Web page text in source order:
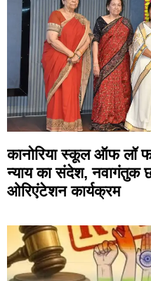
कानोरिया स्कूल ऑफ लॉ
न्याय का संदेश, नवागंतुक
ओरिएंटेशन कार्यक्रम